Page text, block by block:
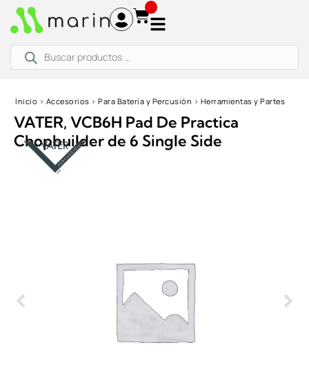
productos
Inicio › Accesorios › Para Batería y Percusión › Herramientas y Partes
VATER, VCB6H Pad De Practica
Chopbuilder de 6 Single Side